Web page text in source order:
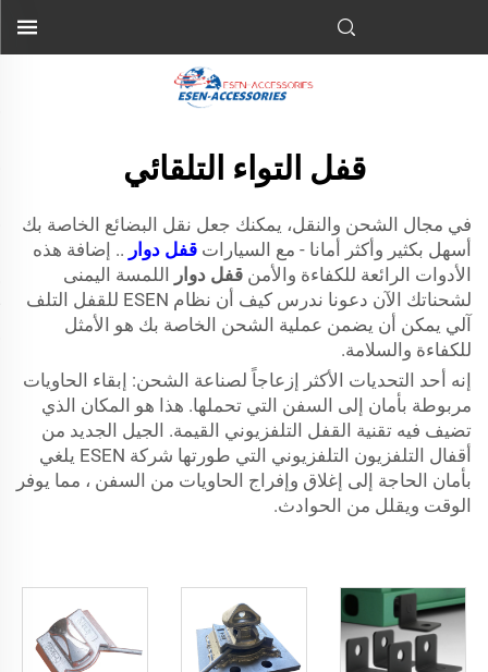
قفل التواء التلقائي
في مجال الشحن والنقل، يمكنك جعل نقل البضائع الخاصة بك
أسهل بكثير وأكثر أمانا - مع السيارات قفل دوار .. إضافة هذه
الأدوات الرائعة للكفاءة والأمن قفل دوار
اللمسة اليمنى
لشحناتك الآن دعونا ندرس كيف أن نظام ESEN للقفل التلف
آلي يمكن أن يضمن عملية الشحن الخاصة بك هو الأمثل
للكفاءة والسلامة.
إنه أحد التحديات الأكثر إزعاجاً لصناعة الشحن: إبقاء الحاويات
مربوطة بأمان إلى السفن التي تحملها. هذا هو المكان الذي
تضيف فيه تقنية القفل التلفزيوني القيمة. الجيل الجديد من
أقفال التلفزيون التلفزيوني التي طورتها شركة ESEN يلغي
بأمان الحاجة إلى إغلاق وإفراج الحاويات من السفن ، مما يوفر
الوقت ويقلل من الحوادث.